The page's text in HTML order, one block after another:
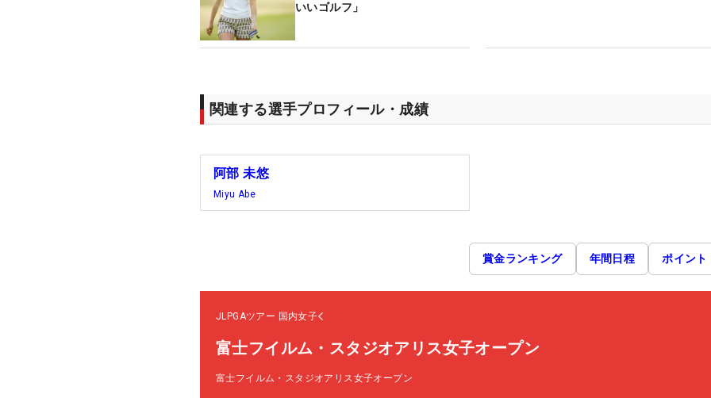
いいゴルフ」
関連する選手プロフィール・成績
阿部 未悠
Miyu Abe
賞金ランキング 年間日程 ポイント
JLPGAツアー 国内女子
富士フイルム・スタジオアリス女子オープン
富士フイルム・スタジオアリス女子オープン